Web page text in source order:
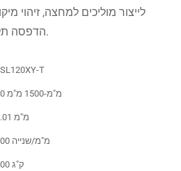
לייצור מוליכים למחצה, זיהוי
הדפסה תלת-ממדית ותחומים אחרים.
T
50 מ"מ-1500 מ"מ
0.01 מ"מ
200 מ"מ/שנייה
100 ק"ג